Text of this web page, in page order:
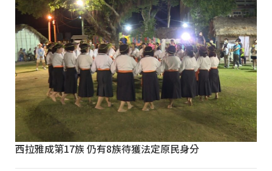
西拉雅成第17族 仍有8族待獲法定原民身分